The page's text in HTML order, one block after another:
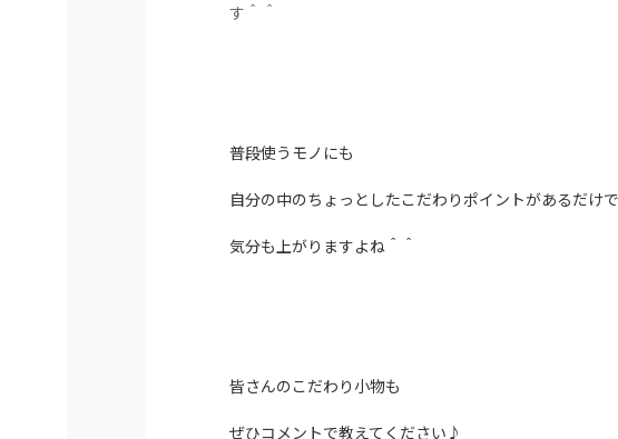
す＾＾
普段使うモノにも
自分の中のちょっとしたこだわりポイントがあるだけで
気分も上がりますよね＾＾
皆さんのこだわり小物も
ぜひコメントで教えてください♪